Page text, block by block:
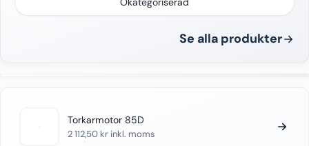
Se alla produkter
Torkarmotor 85D
2 112,50 kr inkl. moms